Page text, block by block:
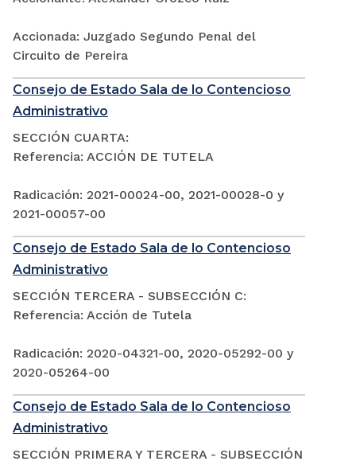
Accionada: Juzgado Segundo Penal del
Circuito de Pereira
Consejo de Estado Sala de lo Contencioso
Administrativo
SECCIÓN CUARTA:
Referencia: ACCIÓN DE TUTELA
Radicación: 2021-00024-00, 2021-00028-0 y
2021-00057-00
Consejo de Estado Sala de lo Contencioso
Administrativo
SECCIÓN TERCERA - SUBSECCIÓN C:
Referencia: Acción de Tutela
Radicación: 2020-04321-00, 2020-05292-00 y
2020-05264-00
Consejo de Estado Sala de lo Contencioso
Administrativo
SECCIÓN PRIMERA Y TERCERA - SUBSECCIÓN